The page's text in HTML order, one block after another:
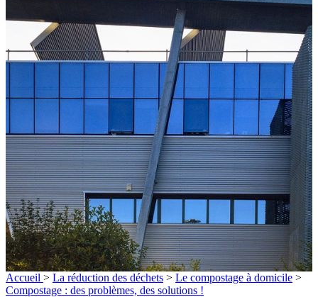
Accueil > La réduction des déchets > Le compostage à domicile >
Compostage : des problèmes, des solutions !